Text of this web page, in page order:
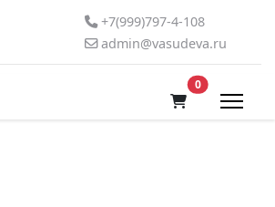
+7(999)797-4-108
admin@vasudeva.ru
0В корзину